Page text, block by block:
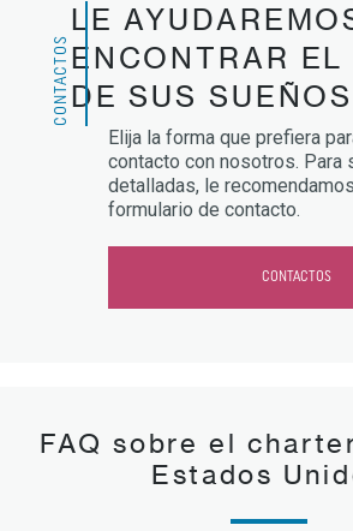
CONTACTOS
LE
ENCONTRAR EL
DE SUS SUEÑOS
Elija la forma que prefiera
contacto con nosotros. Para
detalladas, le
formulario de contacto.
CONTACTOS
FAQ sobre el
Estados